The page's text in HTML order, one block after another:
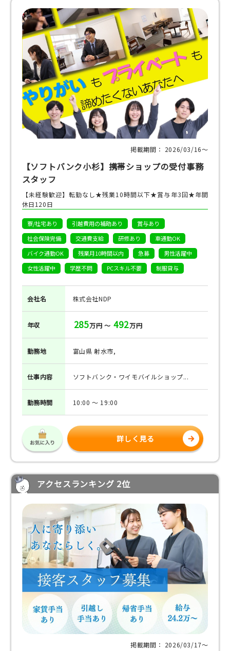
掲載期間： 2026/03/16〜
【ソフトバンク小杉】携帯ショップの受付事務
スタッフ
【未経験歓迎】転勤なし★残業10時間以下★賞与年3回★年間
休日120日
寮/社宅あり 引越費用の補助あり
賞与あり
社会保険完備
交通費支給 研修あり
車通勤OK
バイク通勤OK
残業月10時間以内 急募
男性活躍中
女性活躍中
学歴不問 PCスキル不要 制服貸与
会社名 株式会社NDP
年収 285万円 ～ 492万円
勤務地 富山県 射水市,
仕事内容 ソフトバンク・ワイモバイルショップ...
勤務時間 10:00 ～ 19:00
詳しく見る
アクセスランキング 2位
掲載期間： 2026/03/17〜